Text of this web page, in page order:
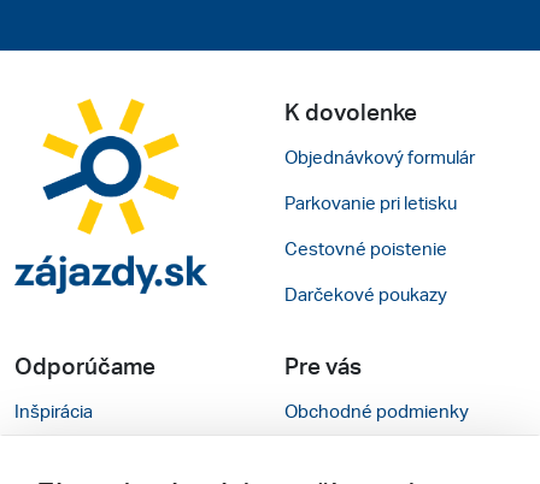
K dovolenke
Objednávkový formulár
Parkovanie pri letisku
Cestovné poistenie
Darčekové poukazy
Odporúčame
Inšpirácia
Pre vás
Obchodné podmienky